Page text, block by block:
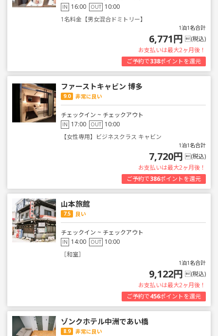
IN 16:00 OUT 10:00
1名料金【男女混合ドミトリー】
1泊1名合計
6,771円 (税込)
お支払いは最大2ヶ月後！
ご予約で338ポイントを還元
ファーストキャビン 博多
9.0 非常に良い
チェックイン ~ チェックアウト
IN 17:00 OUT 10:00
【女性専用】ビジネスクラス キャビン
1泊1名合計
7,720円 (税込)
お支払いは最大2ヶ月後！
ご予約で386ポイントを還元
山本旅館
7.5 良い
チェックイン ~ チェックアウト
IN 14:00 OUT 10:00
［和室］
1泊1名合計
9,122円 (税込)
お支払いは最大2ヶ月後！
ご予約で456ポイントを還元
ゾンクホテル中洲であい橋
8.9 非常に良い